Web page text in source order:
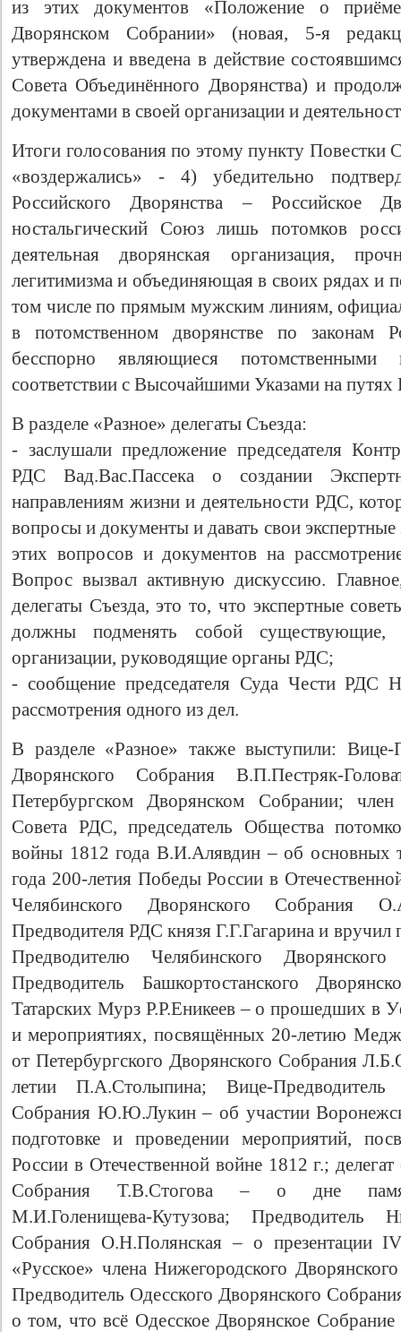
из этих документов «Положение о
Дворянском Собрании» (новая, 5-я
утверждена и введена в действие
Совета Объединённого Дворянства) и
документами в своей организации и
Итоги голосования по этому пункту Повестки
«воздержались» - 4) убедительно
Российского Дворянства – Российское
ностальгический Союз лишь потомков
деятельная дворянская организация,
легитимизма и объединяющая в своих рядах и
том числе по прямым мужским линиям,
в потомственном дворянстве по законам
бесспорно являющиеся
соответствии с Высочайшими Указами на
В разделе «Разное» делегаты Съезда:
- заслушали предложение председателя
РДС Вад.Вас.Пассека о создании
направлениям жизни и деятельности РДС,
вопросы и документы и давать свои
этих вопросов и документов на
Вопрос вызвал активную дискуссию.
делегаты Съезда, это то, что экспертные
должны подменять собой существующие,
организации, руководящие органы РДС;
- сообщение председателя Суда Чести РДС
рассмотрения одного из дел.
В разделе «Разное» также выступили: Вице-
Дворянского Собрания В.П.Пестряк-
Петербургском Дворянском Собрании;
Совета РДС, председатель Общества
войны 1812 года В.И.Алявдин – об основных
года 200-летия Победы России в
Челябинского Дворянского Собрания
Предводителя РДС князя Г.Г.Гагарина и
Предводителю Челябинского
Предводитель Башкортостанского
Татарских Мурз Р.Р.Еникеев – о прошедших в
и мероприятиях, посвящённых 20-летию
от Петербургского Дворянского Собрания
летии П.А.Столыпина; Вице-Предводитель
Собрания Ю.Ю.Лукин – об участии
подготовке и проведении мероприятий,
России в Отечественной войне 1812 г.;
Собрания Т.В.Стогова – о дне памяти
М.И.Голенищева-Кутузова; Предводитель
Собрания О.Н.Полянская – о презентации
«Русское» члена Нижегородского
Предводитель Одесского Дворянского
о том, что всё Одесское Дворянское